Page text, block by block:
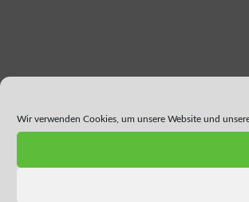
Wir verwenden Cookies, um unsere Website und